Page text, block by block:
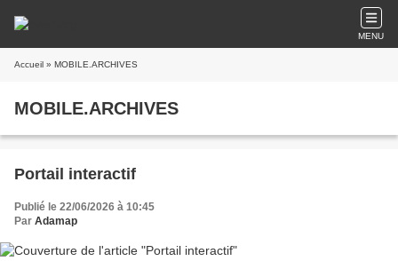
MENU
Accueil » MOBILE.ARCHIVES
MOBILE.ARCHIVES
Portail interactif
Publié le 22/06/2026 à 10:45
Par Adamap